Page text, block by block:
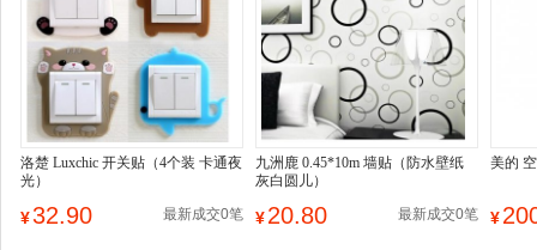
洛楚 Luxchic 开关贴（4个装 卡通夜
光）
¥32.90 最新成交0笔
九洲鹿 0.45*10m 墙贴（防水壁纸
灰白圆儿）
¥20.80 最新成交0笔
美的
¥